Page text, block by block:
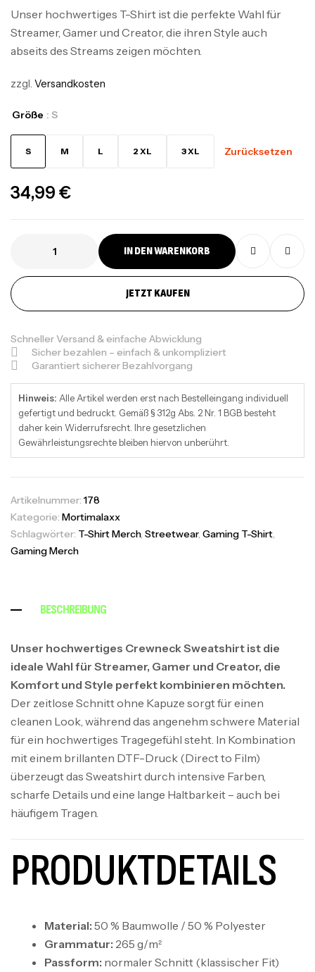
Unser hochwertiges T-Shirt ist die perfekte Wahl für
Streamer, Gamer und Creator, die ihren Style auch
abseits des Streams zeigen möchten.
zzgl. Versandkosten
Größe : S
S M L 2 XL 3 XL Zurücksetzen
34,99 €
IN DEN WARENKORB
JETZT KAUFEN
Schneller Versand & einfache Abwicklung
Sicher bezahlen – einfach & unkompliziert
Garantiert sicherer Bezahlvorgang
Hinweis: Alle Artikel werden erst nach Bestelleingang individuell
gefertigt und bedruckt. Gemäß § 312g Abs. 2 Nr. 1 BGB besteht
daher kein Widerrufsrecht. Ihre gesetzlichen
Gewährleistungsrechte bleiben hiervon unberührt.
Artikelnummer: 178
Kategorie: Mortimalaxx
Schlagwörter: T-Shirt Merch, Streetwear, Gaming T-Shirt,
Gaming Merch
BESCHREIBUNG
Unser hochwertiges Crewneck Sweatshirt ist die
ideale Wahl für Streamer, Gamer und Creator, die
Komfort und Style perfekt kombinieren möchten.
Der zeitlose Schnitt ohne Kapuze sorgt für einen
cleanen Look, während das angenehm schwere Material
für ein hochwertiges Tragegefühl steht. In Kombination
mit einem brillanten DTF-Druck (Direct to Film)
überzeugt das Sweatshirt durch intensive Farben,
scharfe Details und eine lange Haltbarkeit – auch bei
häufigem Tragen.
PRODUKTDETAILS
Material: 50 % Baumwolle / 50 % Polyester
Grammatur: 265 g/m²
Passform: normaler Schnitt (klassischer Fit)